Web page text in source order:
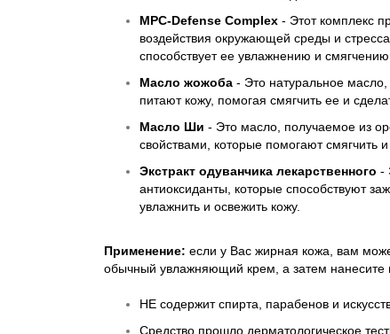
MPC-Defense Complex - Этот комплекс
воздействия окружающей среды и
способствует ее увлажнению и
Масло жожоба - Это натуральное
питают кожу, помогая смягчить ее и
Масло Ши - Это масло, получаемое из
свойствами, которые помогают смягчить
Экстракт одуванчика лекарственного -
антиоксиданты, которые способствуют
увлажнить и освежить кожу.
Применение: если у Вас жирная кожа, вам
обычный увлажняющий крем, а затем нанесите
НЕ содержит спирта, парабенов и
Средство прошло дерматологическое